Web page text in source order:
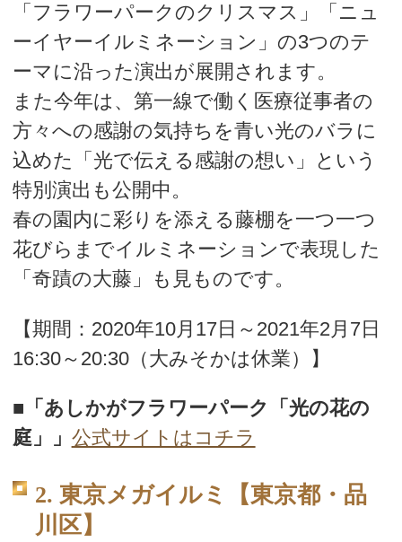
「フラワーパークのクリスマス」「ニュ
ーイヤーイルミネーション」の3つのテ
ーマに沿った演出が展開されます。
また今年は、第一線で働く医療従事者の
方々への感謝の気持ちを青い光のバラに
込めた「光で伝える感謝の想い」という
特別演出も公開中。
春の園内に彩りを添える藤棚を一つ一つ
花びらまでイルミネーションで表現した
「奇蹟の大藤」も見ものです。
【期間：2020年10月17日～2021年2月7日
16:30～20:30（大みそかは休業）】
■ 「あしかがフラワーパーク「光の花の
庭」」 公式サイトはコチラ
2. 東京メガイルミ【東京都・品
川区】